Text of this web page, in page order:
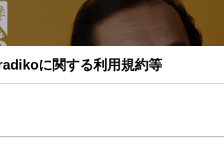
に関する利用規約等